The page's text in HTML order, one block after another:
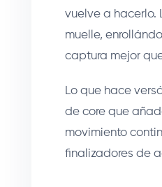
vuelve a hacerlo.
muelle,
captura mejor
Lo que hace
de core que
movimiento
finalizadores de